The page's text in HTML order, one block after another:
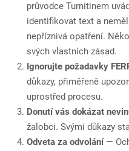
průvodce Turnitinem
identifikovat text a
nepříznivá opatření.
svých vlastních zásad.
Ignorujte požadavky
důkazy, přiměřeně
uprostřed procesu.
Donutí vás dokázat
žalobci. Svými důkazy
Odveta za odvolání—